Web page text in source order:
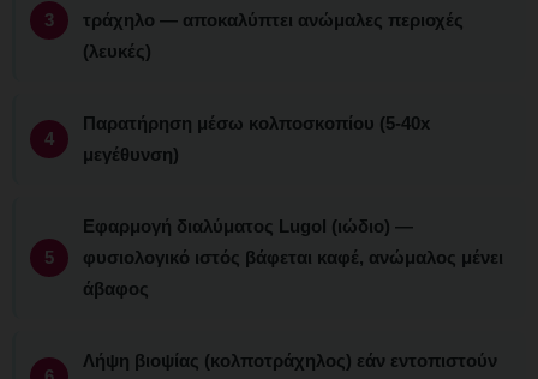
τράχηλο — αποκαλύπτει ανώμαλες περιοχές
(λευκές)
Παρατήρηση μέσω κολποσκοπίου (5-40x
μεγέθυνση)
Εφαρμογή διαλύματος Lugol (ιώδιο) —
φυσιολογικό ιστός βάφεται καφέ, ανώμαλος μένει
άβαφος
Λήψη βιοψίας (κολποτράχηλος) εάν εντοπιστούν